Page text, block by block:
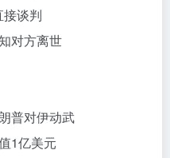
谈判
对方离世
普对伊动武
1亿美元